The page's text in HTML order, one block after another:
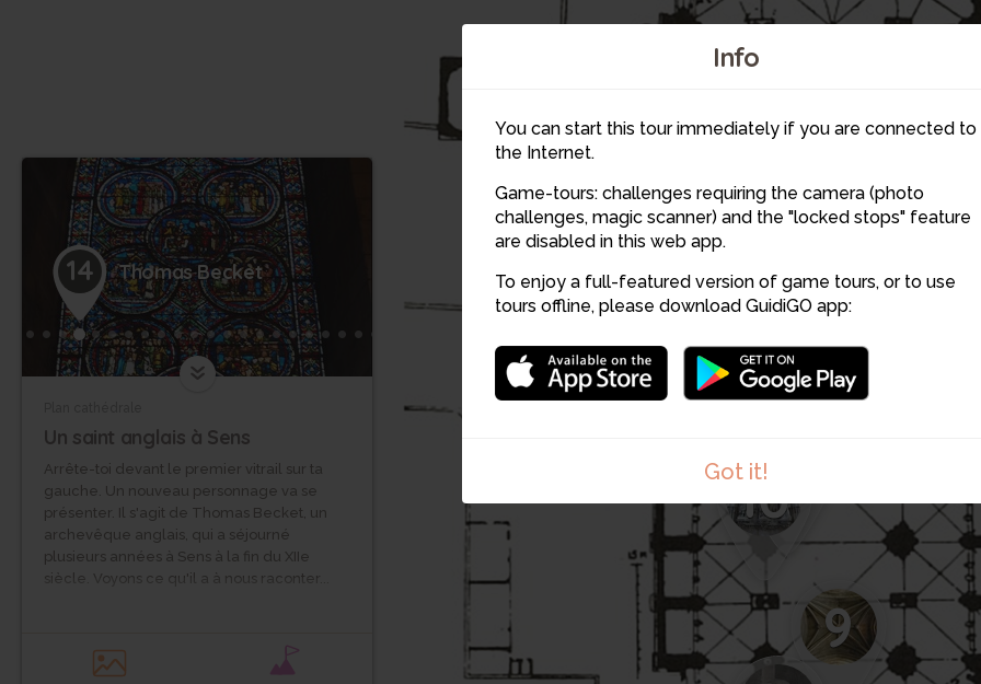
Info
You can start this tour immediately if you are connected to
the Internet.
Game-tours: challenges requiring the camera (photo
challenges, magic scanner) and the "locked stops" feature
are disabled in this web app.
To enjoy a full-featured version of game tours, or to use
tours offline, please download GuidiGO app:
Got it!
9
10
12
13
14
19
14 Thomas Becket
Un saint anglais à Sens
Arrête-toi devant le premier vitrail sur ta
gauche. Un nouveau personnage va se
présenter. Il s'agit de Thomas Becket, un
archevêque anglais, qui a séjourné
plusieurs années à Sens à la fin du XIIe
siècle. Voyons ce qu'il a à nous raconter...